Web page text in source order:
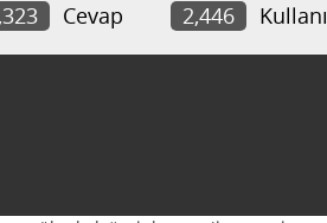
Cevap 2,446